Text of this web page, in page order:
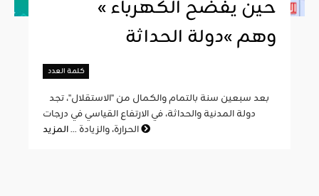
« حين يفضح الكهرباء
وهم »دولة الحداثة
كلمة العدد
دولة المدنية والحداثة، في الارتفاع القياسي في درجات
الحرارة، والزيادة ...